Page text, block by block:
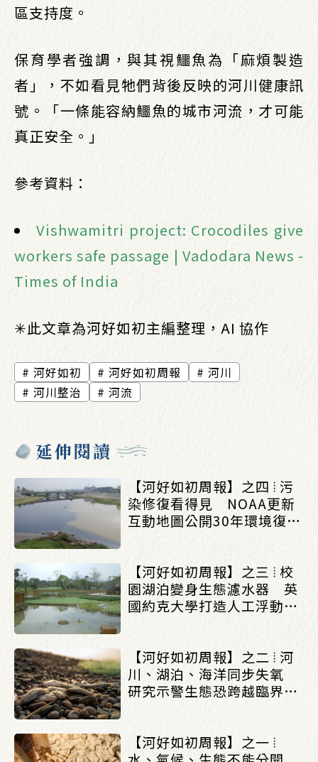
區支持度。
保育學者強調，與其視鱷魚為「麻煩製造
者」，不如看見牠們背後反映的河川健康訊
號。「一條能容納鱷魚的城市河流，才可能
真正安全。」
參考資料：
Vishwamitri project: Crocodiles give
workers safe passage | Vadodara News -
Times of India
✳︎此文章為河好如初主編整理，AI 協作
河好如初 河好如初周報
河川
河川整治
河流
延伸閱讀
【河好如初周報】之四 ⦙ 污
染修復看得見 NOAA更新
互動地圖公開30年環境復育
【河好如初周報】之三 ⦙ 校
園湖泊變身生態濾水器 英
國約克大學打造人工浮動濕
【河好如初周報】之二 ⦙ 河
川、湖泊、海洋同步失氧
研究示警生態恐跨越臨界點
【河好如初周報】之一 ⦙